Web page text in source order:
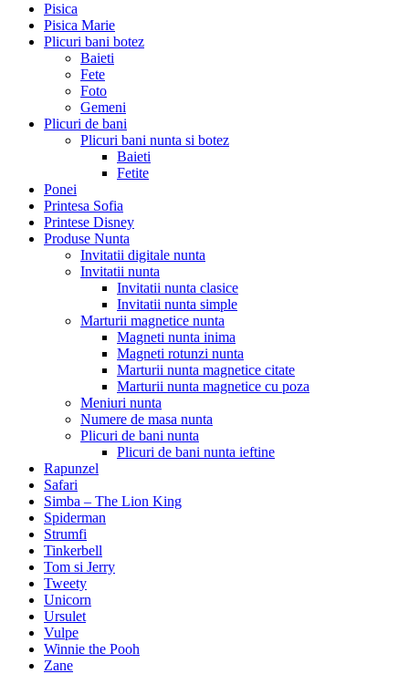
Pisica
Pisica Marie
Plicuri bani botez
Baieti
Fete
Foto
Gemeni
Plicuri de bani
Plicuri bani nunta si botez
Baieti
Fetite
Ponei
Printesa Sofia
Printese Disney
Produse Nunta
Invitatii digitale nunta
Invitatii nunta
Invitatii nunta clasice
Invitatii nunta simple
Marturii magnetice nunta
Magneti nunta inima
Magneti rotunzi nunta
Marturii nunta magnetice citate
Marturii nunta magnetice cu poza
Meniuri nunta
Numere de masa nunta
Plicuri de bani nunta
Plicuri de bani nunta ieftine
Rapunzel
Safari
Simba – The Lion King
Spiderman
Strumfi
Tinkerbell
Tom si Jerry
Tweety
Unicorn
Ursulet
Vulpe
Winnie the Pooh
Zane